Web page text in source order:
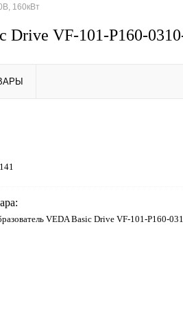
160кВт
Drive VF-101-P160-
VEDA Basic Drive VF-101-P160-